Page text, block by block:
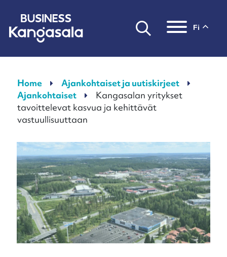
Home
Ajankohtaiset ja uutiskirjeet
Ajankohtaiset
Kangasalan yritykset
tavoittelevat kasvua ja kehittävät
vastuullisuuttaan
fi